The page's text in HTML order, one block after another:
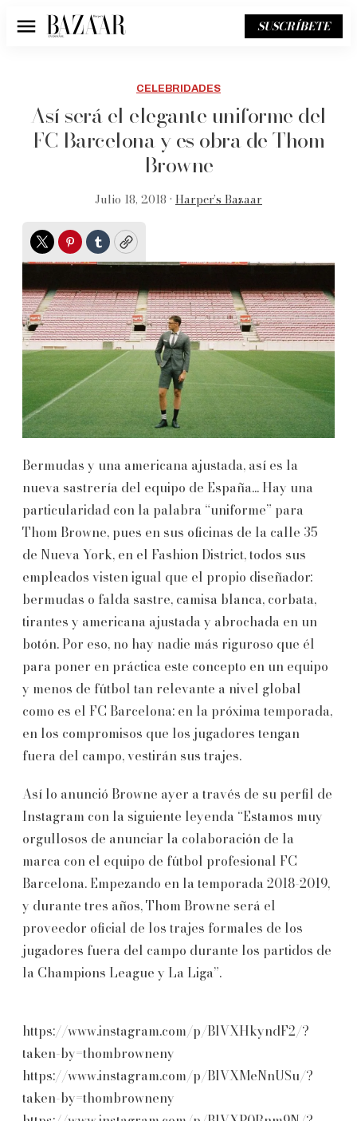
Menú SUSCRÍBETE
CELEBRIDADES
Así será el elegante uniforme del
FC Barcelona y es obra de Thom
Browne
Julio 18, 2018 • Harper’s Bazaar
TwitterPinterest
TumblrCopy
Bermudas y una americana ajustada, así es la
nueva sastrería del equipo de España... Hay una
particularidad con la palabra “uniforme” para
Thom Browne, pues en sus oficinas de la calle 35
de Nueva York, en el Fashion District, todos sus
empleados visten igual que el propio diseñador:
bermudas o falda sastre, camisa blanca, corbata,
tirantes y americana ajustada y abrochada en un
botón. Por eso, no hay nadie más riguroso que él
para poner en práctica este concepto en un equipo
y menos de fútbol tan relevante a nivel global
como es el FC Barcelona: en la próxima temporada,
en los compromisos que los jugadores tengan
fuera del campo, vestirán sus trajes.
Así lo anunció Browne ayer a través de su perfil de
Instagram con la siguiente leyenda “Estamos muy
orgullosos de anunciar la colaboración de la
marca con el equipo de fútbol profesional FC
Barcelona. Empezando en la temporada 2018-2019,
y durante tres años, Thom Browne será el
proveedor oficial de los trajes formales de los
jugadores fuera del campo durante los partidos de
la Champions League y La Liga”.
https://www.instagram.com/p/BlVXHkyndF2/?
taken-by=thombrowneny
https://www.instagram.com/p/BlVXMeNnUSu/?
taken-by=thombrowneny